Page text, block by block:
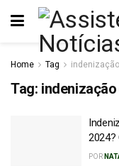
Home Tag
Tag:
POR